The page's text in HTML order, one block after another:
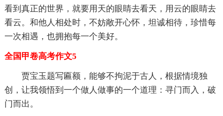
看到真正的世界，就要用天的眼睛去看天，用云的眼睛去
看云。和他人相处时，不妨敞开心怀，坦诚相待，珍惜每
一次相遇，也拥抱每一个美好。
全国甲卷高考作文5
贾宝玉题写匾额，能够不拘泥于古人，根据情境独
创，让我领悟到一个做人做事的一个道理：寻门而入，破
门而出。